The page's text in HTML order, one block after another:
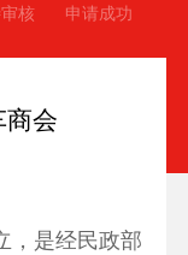
核 申请成功
商会
，是经民政部